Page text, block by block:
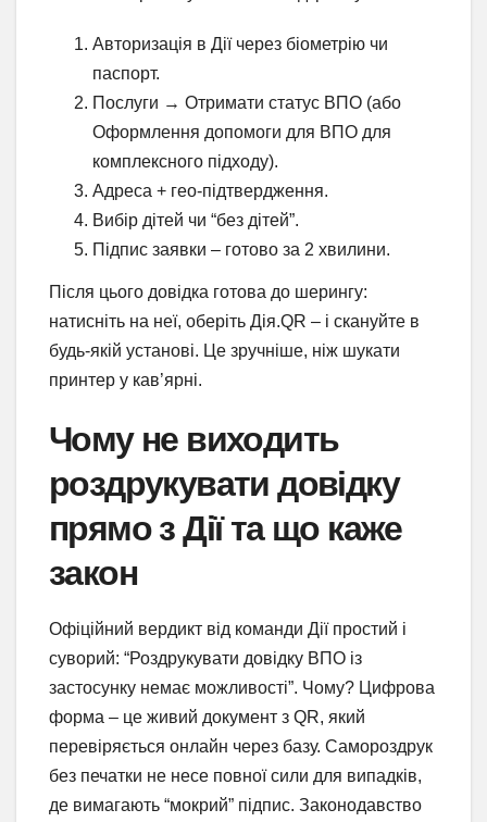
Авторизація в Дії через біометрію чи
паспорт.
Послуги → Отримати статус ВПО (або
Оформлення допомоги для ВПО для
комплексного підходу).
Адреса + гео-підтвердження.
Вибір дітей чи “без дітей”.
Підпис заявки – готово за 2 хвилини.
Після цього довідка готова до шерингу:
натисніть на неї, оберіть Дія.QR – і скануйте в
будь-якій установі. Це зручніше, ніж шукати
принтер у кав’ярні.
Чому не виходить
роздрукувати довідку
прямо з Дії та що каже
закон
Офіційний вердикт від команди Дії простий і
суворий: “Роздрукувати довідку ВПО із
застосунку немає можливості”. Чому? Цифрова
форма – це живий документ з QR, який
перевіряється онлайн через базу. Самороздрук
без печатки не несе повної сили для випадків,
де вимагають “мокрий” підпис. Законодавство